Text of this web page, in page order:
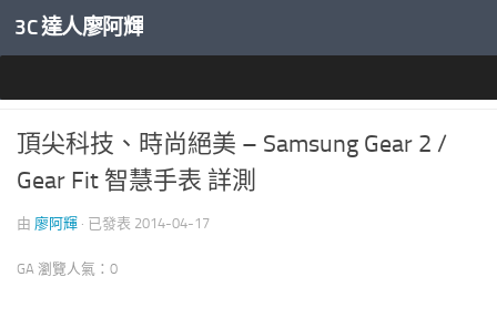
內文下方
3C 達人廖阿輝
頂尖科技、時尚絕美 – Samsung Gear 2 /
Gear Fit 智慧手表 詳測
由 廖阿輝 · 已發表 2014-04-17
GA 瀏覽人氣：0